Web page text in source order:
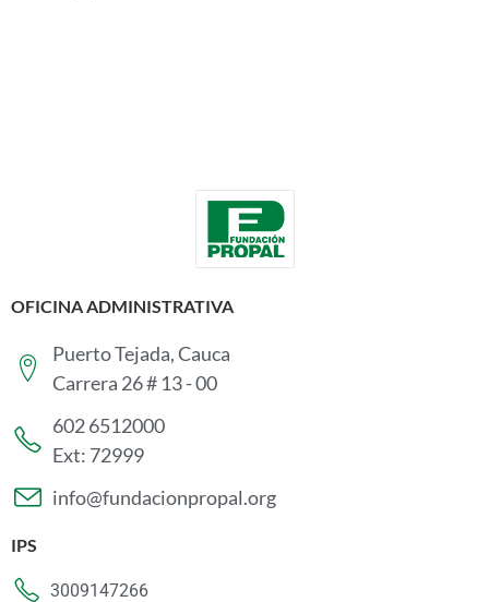
OFICINA ADMINISTRATIVA
Puerto Tejada, Cauca
Carrera 26 # 13 - 00
602 6512000
Ext: 72999
info@fundacionpropal.org
IPS
3009147266